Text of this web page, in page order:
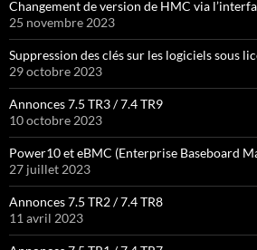
Changement de version de HMC via
25 novembre 2023
Suppression des clés sur les logiciels sous
29 octobre 2023
Annonces 7.5 TR3 / 7.4 TR9
10 octobre 2023
Power10 et eBMC (Enterprise Baseboard
27 juillet 2023
Annonces 7.5 TR2 / 7.4 TR8
11 avril 2023